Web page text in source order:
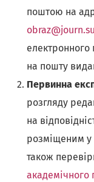
поштою на
електронного
на пошту
Первинна
розгляду
на
розміщеним у
також
академічного